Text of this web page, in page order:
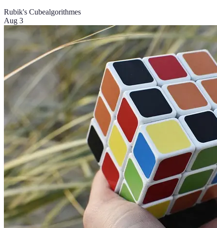
Rubik's Cubealgorithmes
Aug 3